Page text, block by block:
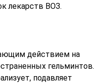
лекарств ВОЗ.
действием на
гельминтов.
подавляет